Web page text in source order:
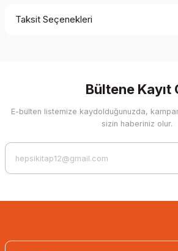
Taksit Seçenekleri
Bültene Kayıt
E-bülten listemize kaydolduğunuzda,
sizin haberiniz olur.